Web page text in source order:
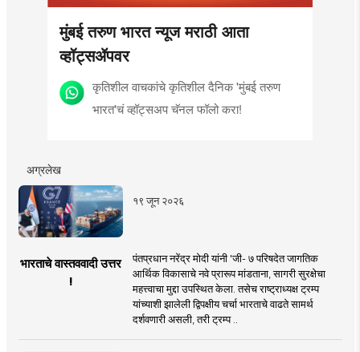
मुंबई तरुण भारत न्यूज मराठी आता
व्हॉट्सॲपवर
कृतिशील वाचकांचे कृतिशील दैनिक 'मुंबई तरुण
भारत'चं व्हॉट्सअप चॅनल फॉलो करा!
अग्रलेख
१९ जून २०२६
भारताचे वास्तववादी उत्तर
!
पंतप्रधान नरेंद्र मोदी यांनी 'जी- ७ परिषदेत जागतिक
आर्थिक विकासाचे नवे प्रारूप मांडताना, सागरी सुरक्षेचा
महत्त्वाचा मुद्दा उपस्थित केला. तसेच राष्ट्राध्यक्ष ट्रम्प
यांच्याशी झालेली द्विपक्षीय चर्चा भारताचे वाढते सामर्थ
दर्शवणारी असली, तरी ट्रम्प ..